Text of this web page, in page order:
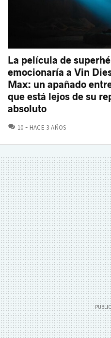
La película de
emocionaría a Vin
Max: un apañado
que está lejos de su
absoluto
10 COMENTARIOS
HACE 3 AÑOS